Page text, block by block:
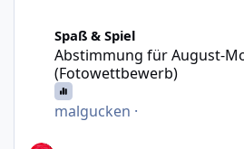
Spaß & Spiel
Abstimmung für August-
(Fotowettbewerb)
malgucken ·